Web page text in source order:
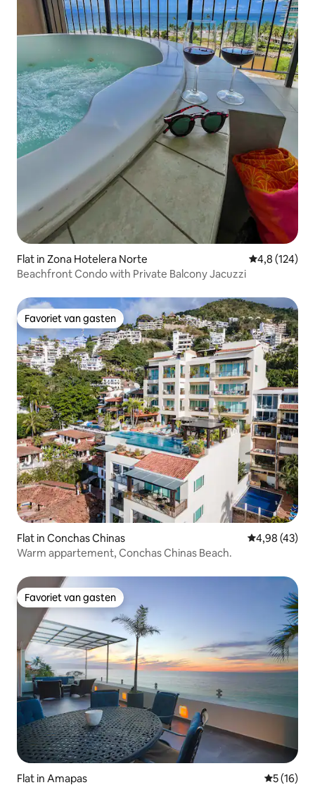
Flat in Zona Hotelera Norte Gemiddelde
4,8 (124)
Beachfront Condo with Private Balcony Jacuzzi
Favoriet van gasten
Favoriet van gasten
Flat in Conchas Chinas Gemiddelde
4,98 (43)
Warm appartement, Conchas Chinas Beach.
Favoriet van gasten
Favoriet van gasten
Flat in Amapas 5 (16)